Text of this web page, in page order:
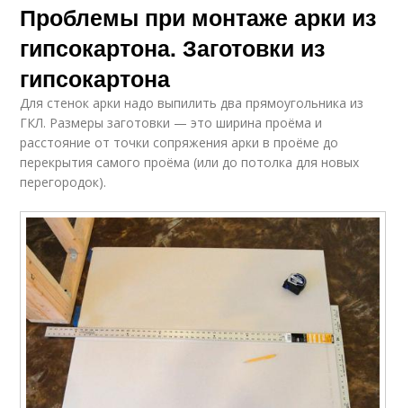
Проблемы при монтаже арки из
гипсокартона. Заготовки из
гипсокартона
Для стенок арки надо выпилить два прямоугольника из
ГКЛ. Размеры заготовки — это ширина проёма и
расстояние от точки сопряжения арки в проёме до
перекрытия самого проёма (или до потолка для новых
перегородок).